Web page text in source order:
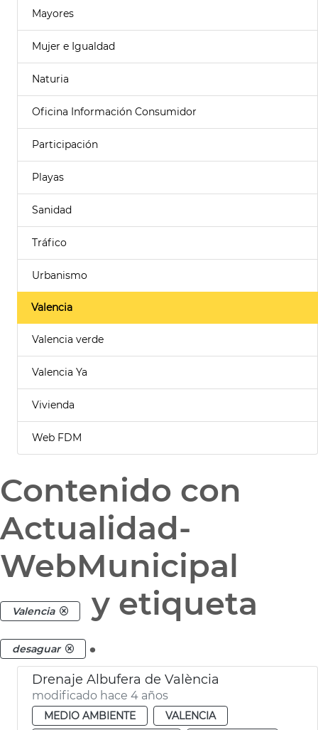
Mayores
Mujer e Igualdad
Naturia
Oficina Información Consumidor
Participación
Playas
Sanidad
Tráfico
Urbanismo
Valencia
Valencia verde
Valencia Ya
Vivienda
Web FDM
Contenido con
Actualidad-
WebMunicipal
Valencia y etiqueta
desaguar .
Drenaje Albufera de València
modificado hace 4 años
MEDIO AMBIENTE
VALENCIA